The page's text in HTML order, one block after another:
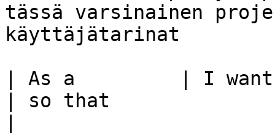
tässä varsinainen
käyttäjätarinat
| As a         | I
| so that